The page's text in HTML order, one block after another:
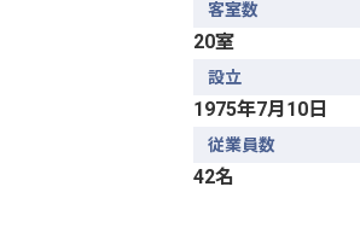
客室数
20室
設立
1975年7月10日
従業員数
42名